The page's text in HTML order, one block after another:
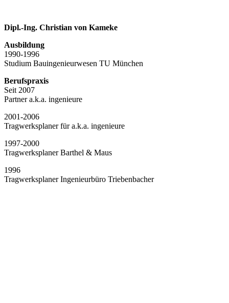
Dipl.-Ing. Christian von Kameke
Ausbildung
1990-1996
Studium Bauingenieurwesen TU München
Berufspraxis
Seit 2007
Partner a.k.a. ingenieure
2001-2006
Tragwerksplaner für a.k.a. ingenieure
1997-2000
Tragwerksplaner Barthel & Maus
1996
Tragwerksplaner Ingenieurbüro Triebenbacher